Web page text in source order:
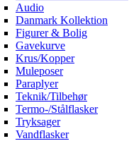
Audio
Danmark Kollektion
Figurer & Bolig
Gavekurve
Krus/Kopper
Muleposer
Paraplyer
Teknik/Tilbehør
Termo-/Stålflasker
Tryksager
Vandflasker